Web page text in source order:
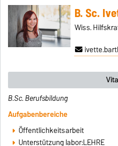
B. Sc.
Wiss.
Vita
B.Sc. Berufsbildung
Aufgabenbereiche
Öffentlichkeitsarbeit
Unterstützung labor:LEHRE